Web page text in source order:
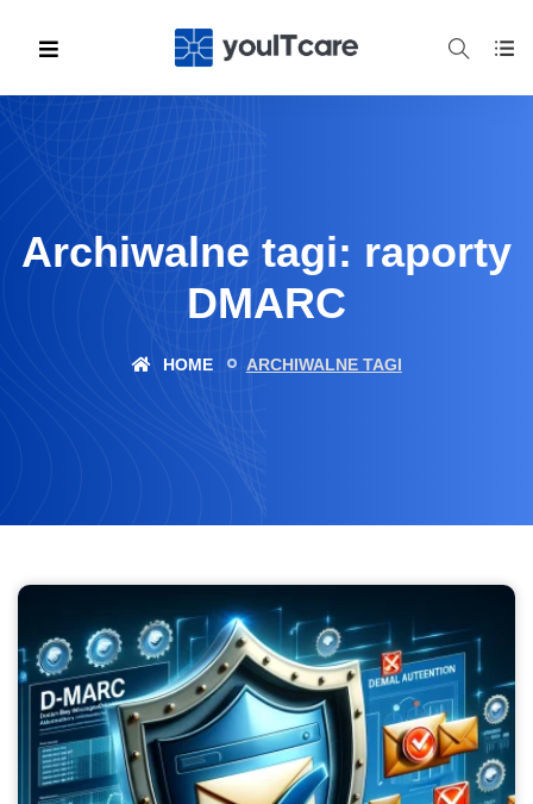
Archiwalne tagi: raporty
DMARC
HOME ARCHIWALNE TAGI